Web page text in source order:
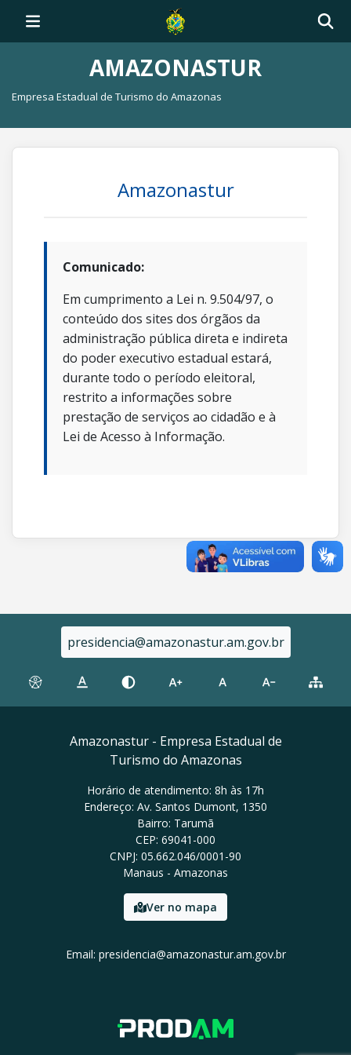
AMAZONASTUR
Empresa Estadual de Turismo do Amazonas
Amazonastur
Comunicado:
Em cumprimento a Lei n. 9.504/97, o
conteúdo dos sites dos órgãos da
administração pública direta e indireta
do poder executivo estadual estará,
durante todo o período eleitoral,
restrito a informações sobre
prestação de serviços ao cidadão e à
Lei de Acesso à Informação.
presidencia@amazonastur.am.gov.br
Amazonastur - Empresa Estadual de
Turismo do Amazonas
Horário de atendimento: 8h às 17h
Endereço: Av. Santos Dumont, 1350
Bairro: Tarumã
CEP: 69041-000
CNPJ: 05.662.046/0001-90
Manaus - Amazonas
Ver no mapa
Email: presidencia@amazonastur.am.gov.br